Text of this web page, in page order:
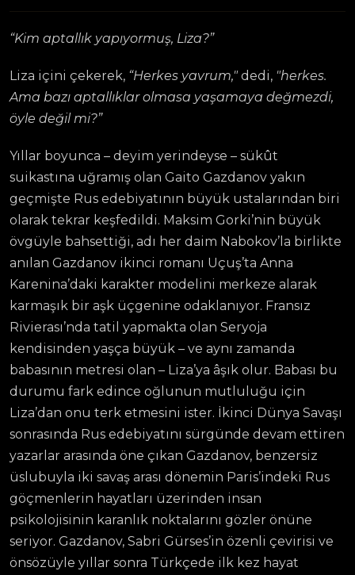
“Kim aptallık yapıyormuş, Liza?”
Liza içini çekerek, “Herkes yavrum,"dedi, "herkes.
Ama bazı aptallıklar olmasa yaşamaya değmezdi,
öyle değil mi?”
Yıllar boyunca – deyim yerindeyse – sükût
suikastına uğramış olan Gaito Gazdanov yakın
geçmişte Rus edebiyatının büyük ustalarından biri
olarak tekrar keşfedildi. Maksim Gorki’nin büyük
övgüyle bahsettiği, adı her daim Nabokov’la birlikte
anılan Gazdanov ikinci romanı Uçuş’ta Anna
Karenina’daki karakter modelini merkeze alarak
karmaşık bir aşk üçgenine odaklanıyor. Fransız
Rivierası’nda tatil yapmakta olan Seryoja
kendisinden yaşça büyük – ve aynı zamanda
babasının metresi olan – Liza’ya âşık olur. Babası bu
durumu fark edince oğlunun mutluluğu için
Liza’dan onu terk etmesini ister. İkinci Dünya Savaşı
sonrasında Rus edebiyatını sürgünde devam ettiren
yazarlar arasında öne çıkan Gazdanov, benzersiz
üslubuyla iki savaş arası dönemin Paris’indeki Rus
göçmenlerin hayatları üzerinden insan
psikolojisinin karanlık noktalarını gözler önüne
seriyor. Gazdanov, Sabri Gürses’in özenli çevirisi ve
önsözüyle yıllar sonra Türkçede ilk kez hayat